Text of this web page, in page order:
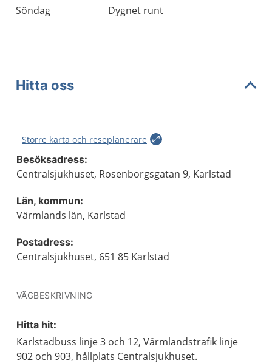
Söndag
Dygnet runt
Hitta oss
Större karta och reseplanerare
Besöksadress:
Centralsjukhuset, Rosenborgsgatan 9, Karlstad
Län, kommun:
Värmlands län, Karlstad
Postadress:
Centralsjukhuset, 651 85 Karlstad
VÄGBESKRIVNING
Hitta hit:
Karlstadbuss linje 3 och 12, Värmlandstrafik linje
902 och 903, hållplats Centralsjukhuset.